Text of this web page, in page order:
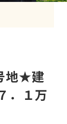
地★建
．１万